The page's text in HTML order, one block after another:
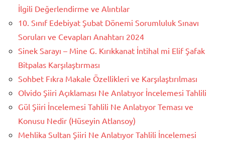
İlgili Değerlendirme ve Alıntılar
10. Sınıf Edebiyat Şubat Dönemi Sorumluluk Sınavı
Soruları ve Cevapları Anahtarı 2024
Sinek Sarayı – Mine G. Kırıkkanat İntihal mi Elif Şafak
Bitpalas Karşılaştırması
Sohbet Fıkra Makale Özellikleri ve Karşılaştırılması
Olvido Şiiri Açıklaması Ne Anlatıyor İncelemesi Tahlili
Gül Şiiri İncelemesi Tahlili Ne Anlatıyor Teması ve
Konusu Nedir (Hüseyin Atlansoy)
Mehlika Sultan Şiiri Ne Anlatıyor Tahlili İncelemesi